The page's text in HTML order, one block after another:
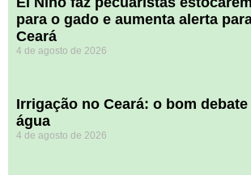
para o gado e aumenta alerta
Ceará
4 de agosto de 2026
Irrigação no Ceará: o bom
água
4 de agosto de 2026